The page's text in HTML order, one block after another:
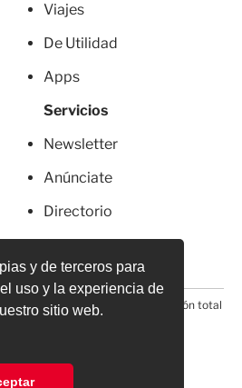
y de terceros para
uso y la experiencia de
sitio web.
Viajes
De Utilidad
Apps
Servicios
Newsletter
Anúnciate
Directorio
Prohibida la reproducción total
cualquier medio electrónico*